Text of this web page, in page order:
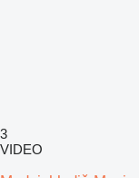
3
VIDEO